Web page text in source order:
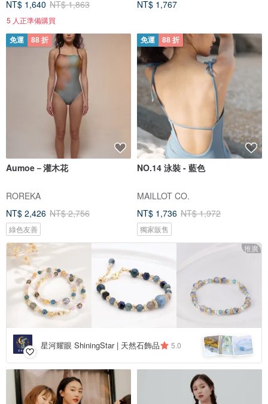
NT$ 1,640 NT$ 1,863
5 人正準備購買
NT$ 1,767
免運 88 折
Aumoe－灌木花
ROREKA
NT$ 2,426 NT$ 2,756
綠色友善
免運 88 折
NO.14 泳裝 - 藍色
MAILLOT CO.
NT$ 1,736 NT$ 1,972
獨家販售
推廣
星河耀眼 ShiningStar | 天然石飾品 5.0